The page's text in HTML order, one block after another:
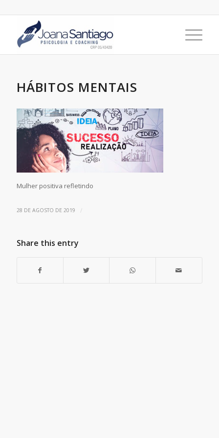
HÁBITOS MENTAIS
Mulher positiva refletindo
28 DE AGOSTO DE 2019 /
Share this entry